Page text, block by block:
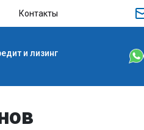
Контакты
и лизинг